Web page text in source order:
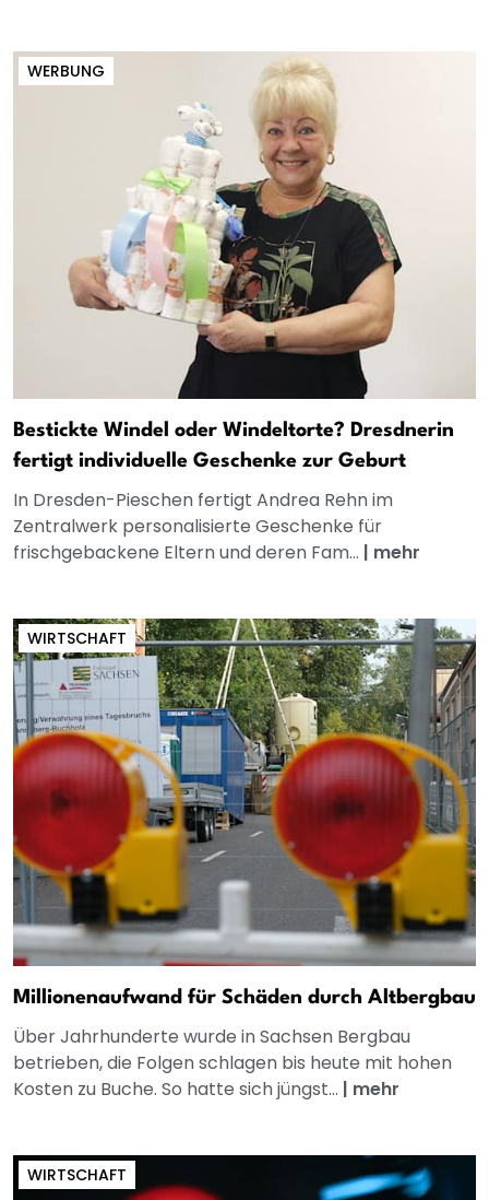
WERBUNG
Bestickte Windel oder Windeltorte? Dresdnerin
fertigt individuelle Geschenke zur Geburt
In Dresden-Pieschen fertigt Andrea Rehn im
Zentralwerk personalisierte Geschenke für
frischgebackene Eltern und deren Fam... | mehr
WIRTSCHAFT
Millionenaufwand für Schäden durch Altbergbau
Über Jahrhunderte wurde in Sachsen Bergbau
betrieben, die Folgen schlagen bis heute mit hohen
Kosten zu Buche. So hatte sich jüngst... | mehr
WIRTSCHAFT